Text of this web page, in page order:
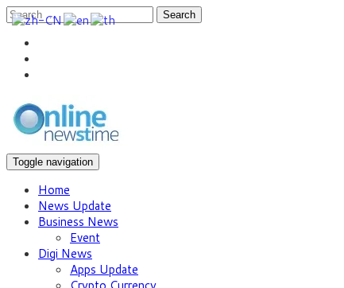
Search
Toggle navigation
Home
News Update
Business News
Event
Digi News
Apps Update